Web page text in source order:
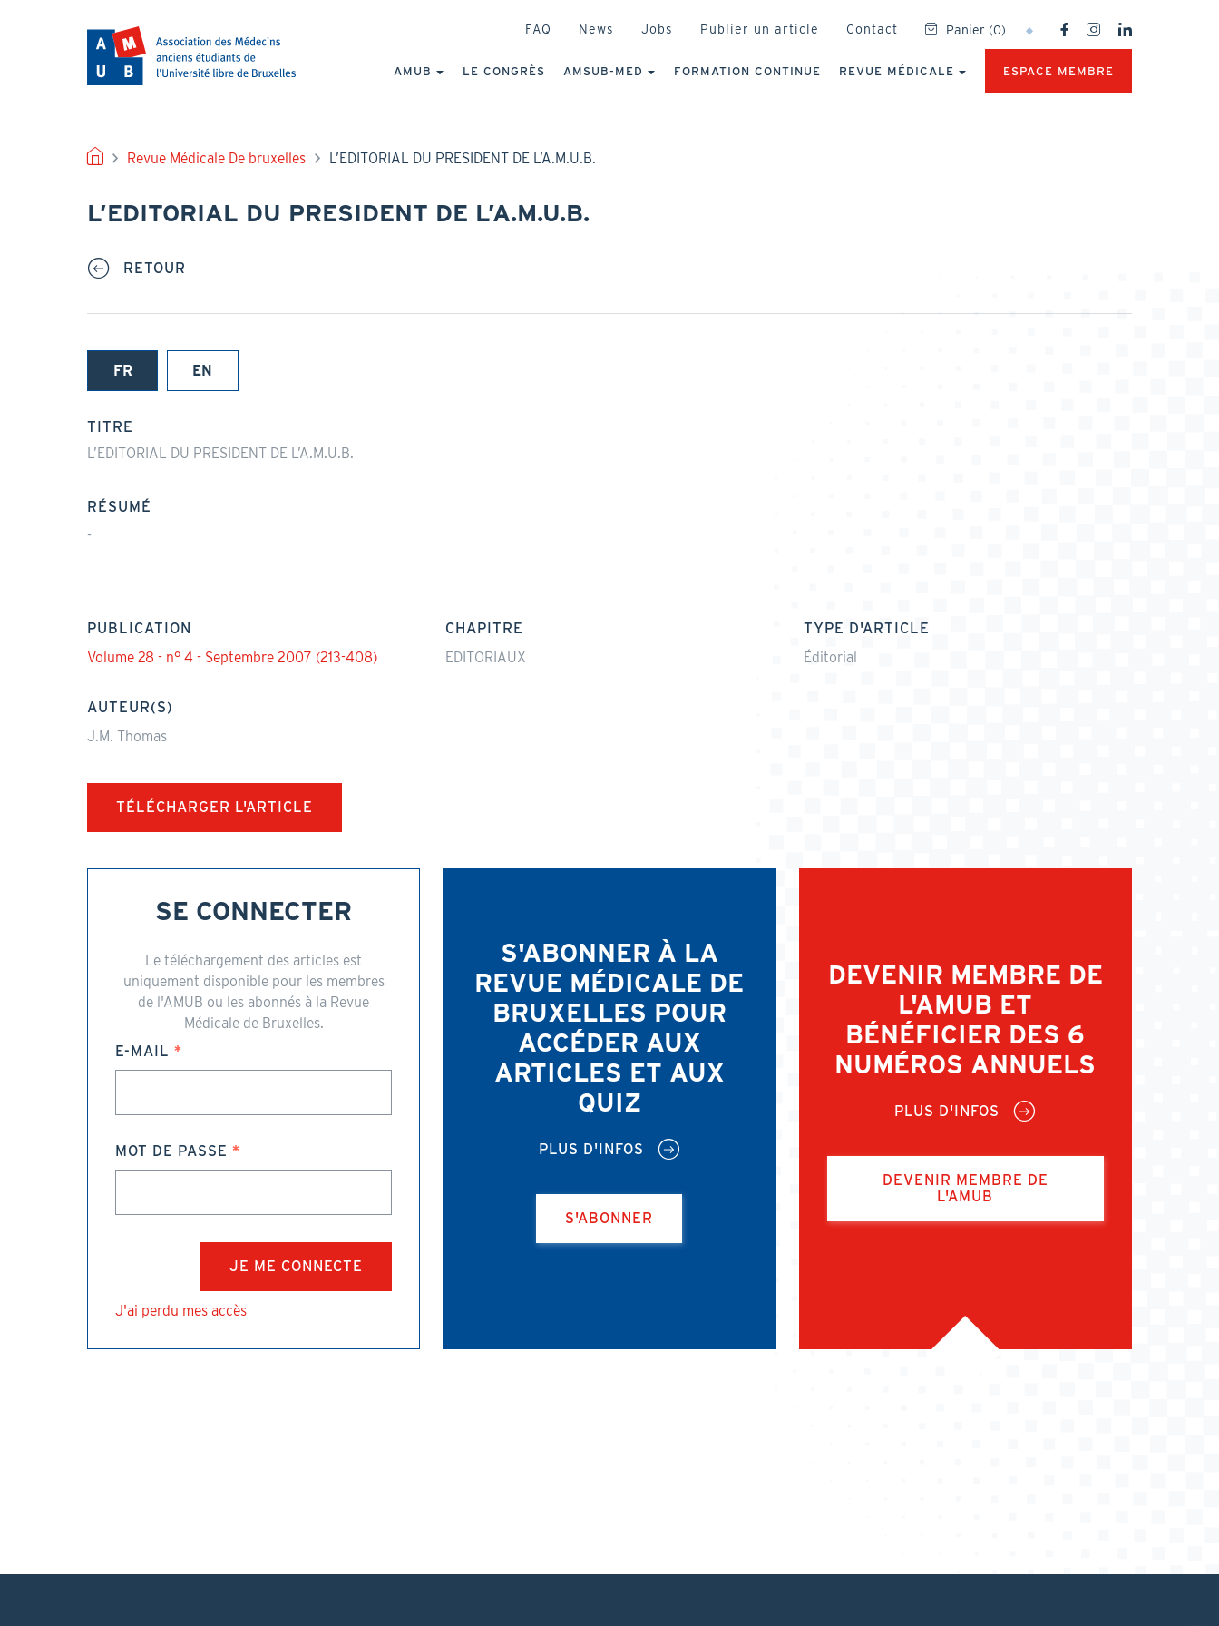
HEADER
FAQ News Jobs Publier un article Contact Panier (0)
SOCIAL
NETWORKS
PRINCIPALE
AMUB LE CONGRÈS AMSUB-MED FORMATION CONTINUE REVUE MÉDICALE ESPACE MEMBRE
FIL
D'ARIANE
Revue Médicale De bruxelles L’EDITORIAL DU PRESIDENT DE L’A.M.U.B.
L’EDITORIAL DU PRESIDENT DE L’A.M.U.B.
RETOUR
FR
(onglet
EN
TITRE
L’EDITORIAL DU PRESIDENT DE L’A.M.U.B.
RÉSUMÉ
-
PUBLICATION
Volume 28 - n° 4 - Septembre 2007 (213-408)
CHAPITRE
EDITORIAUX
TYPE D'ARTICLE
Éditorial
AUTEUR(S)
J.M. Thomas
TÉLÉCHARGER L'ARTICLE
SE CONNECTER
Le téléchargement des articles est
uniquement disponible pour les membres
de l'AMUB ou les abonnés à la Revue
Médicale de Bruxelles.
E-MAIL
MOT DE PASSE
J'ai perdu mes accès
S'ABONNER À LA
REVUE MÉDICALE DE
BRUXELLES POUR
ACCÉDER AUX
ARTICLES ET AUX
QUIZ
PLUS D'INFOS
S'ABONNER
DEVENIR MEMBRE DE
L'AMUB ET
BÉNÉFICIER DES 6
NUMÉROS ANNUELS
PLUS D'INFOS
DEVENIR MEMBRE DE
L'AMUB